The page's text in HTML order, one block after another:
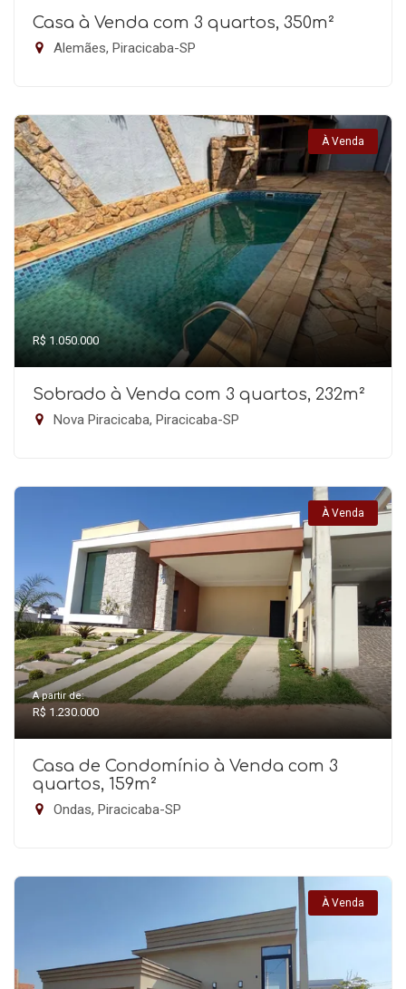
Casa à Venda com 3 quartos, 350m²
Alemães, Piracicaba-SP
À Venda
R$ 1.050.000
Sobrado à Venda com 3 quartos, 232m²
Nova Piracicaba, Piracicaba-SP
À Venda
A partir de:
R$ 1.230.000
Casa de Condomínio à Venda com 3
quartos, 159m²
Ondas, Piracicaba-SP
À Venda